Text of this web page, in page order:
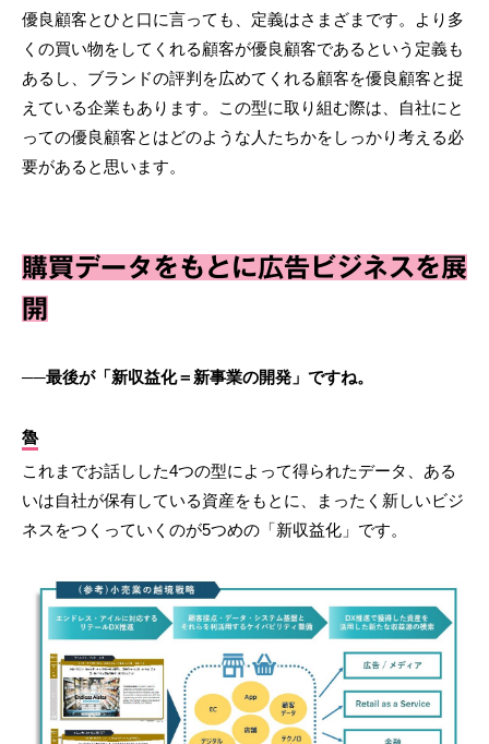
優良顧客とひと口に言っても、定義はさまざまです。より多
くの買い物をしてくれる顧客が優良顧客であるという定義も
あるし、ブランドの評判を広めてくれる顧客を優良顧客と捉
えている企業もあります。この型に取り組む際は、自社にと
っての優良顧客とはどのような人たちかをしっかり考える必
要があると思います。
購買データをもとに広告ビジネスを展
開
──最後が「新収益化＝新事業の開発」ですね。
魯
これまでお話しした4つの型によって得られたデータ、ある
いは自社が保有している資産をもとに、まったく新しいビジ
ネスをつくっていくのが5つめの「新収益化」です。